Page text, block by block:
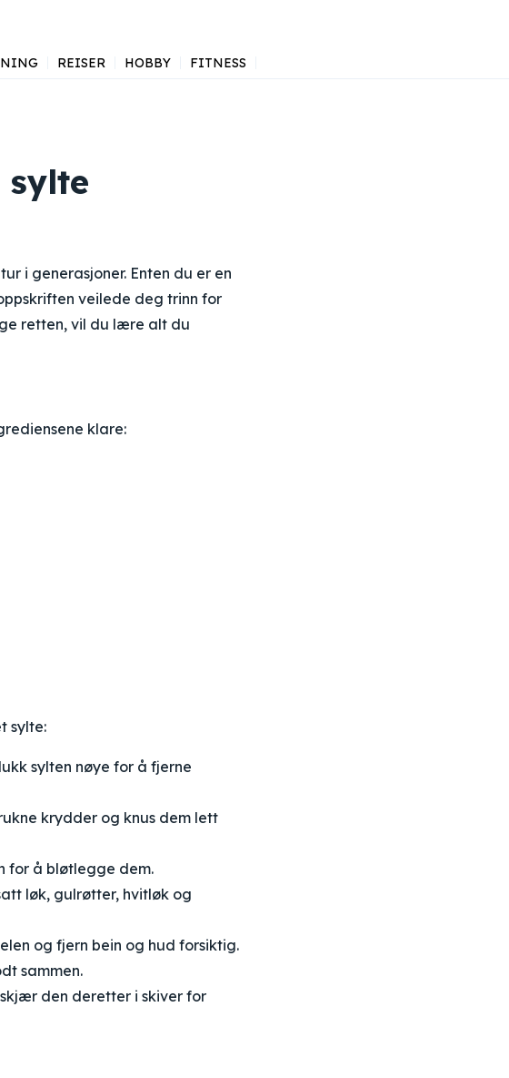
REISER HOBBY FITNESS
sylte
i generasjoner. Enten du er en
veilede deg trinn for
retten, vil du lære alt du
klare:
sylte:
sylten nøye for å fjerne
krydder og knus dem lett
for å bløtlegge dem.
løk, gulrøtter, hvitløk og
og fjern bein og hud forsiktig.
sammen.
den deretter i skiver for